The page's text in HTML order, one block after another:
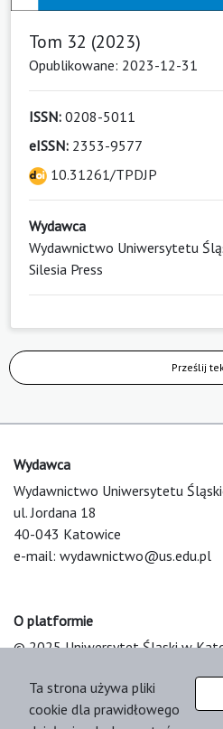
Tom 32 (2023)
Opublikowane: 2023-12-31
ISSN: 0208-5011
eISSN: 2353-9577
10.31261/TPDJP
Wydawca
Wydawnictwo Uniwersytetu
Silesia Press
Prześlij
Wydawca
Wydawnictwo Uniwersytetu
ul. Jordana 18
40-043 Katowice
e-mail: wydawnictwo@us.edu.pl
O platformie
© 2025 Uniwersytet Śląski w
Platform & Workflow by OJS/PKP
Ta strona używa pliki
cookie dla prawidłowego